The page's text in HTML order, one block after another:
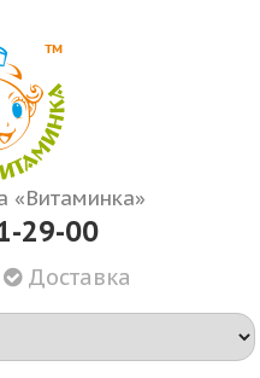
«Витаминка»
29-00
Доставка